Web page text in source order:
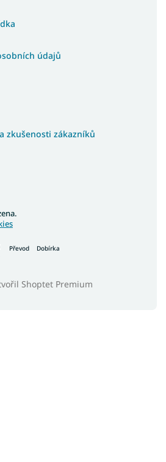
údajů
zkušenosti zákazníků
Převod Dobírka
Shoptet Premium